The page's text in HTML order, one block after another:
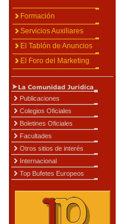
Formación
Servicios Auxiliares
El Tablón de Anuncios
El Foro del Marketing
Publicaciones
Colegios Oficiales
Boletines Oficiales
Facultades
Otros sitios de interés
Internacional
Top Bufetes Europeos